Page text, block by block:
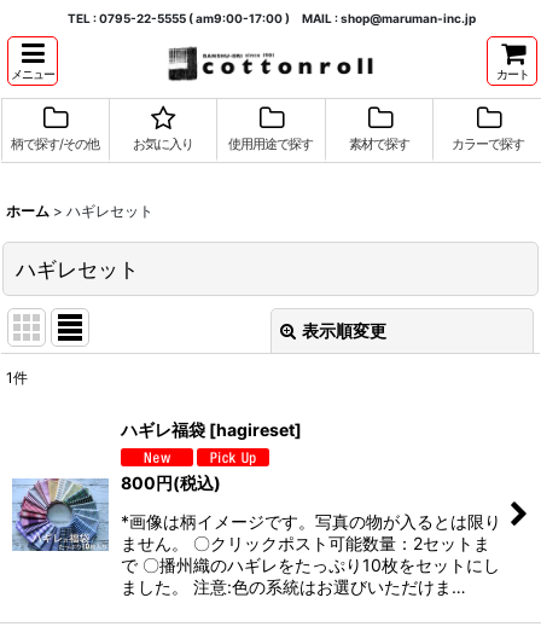
TEL : 0795-22-5555 ( am9:00-17:00 ) MAIL : shop@maruman-inc.jp
メニュー カート
柄で探す/その他 お気に入り 使用用途で探す 素材で探す カラーで探す
ホーム > ハギレセット
ハギレセット
表示順変更
絞り込む
1件
ハギレ福袋 [hagireset]
800円(税込)
*画像は柄イメージです。写真の物が入るとは限り
ません。 〇クリックポスト可能数量：2セットま
で 〇播州織のハギレをたっぷり10枚をセットにし
ました。 注意:色の系統はお選びいただけま…